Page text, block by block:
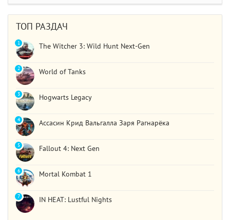
ТОП РАЗДАЧ
The Witcher 3: Wild Hunt Next-Gen
1
World of Tanks
2
Hogwarts Legacy
3
Ассасин Крид Вальгалла Заря Рагнарёка
4
Fallout 4: Next Gen
5
Mortal Kombat 1
6
IN HEAT: Lustful Nights
7